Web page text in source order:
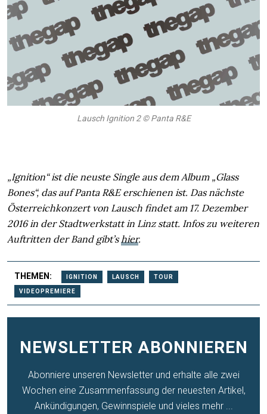
Lausch Ignition 2 © Panta R&E
„Ignition“ ist die neuste Single aus dem Album „Glass
Bones“, das auf Panta R&E erschienen ist. Das nächste
Österreichkonzert von Lausch findet am 17. Dezember
2016 in der Stadtwerkstatt in Linz statt. Infos zu weiteren
Auftritten der Band gibt’shier.
THEMEN: IGNITION LAUSCH TOUR
VIDEOPREMIERE
NEWSLETTER ABONNIEREN
Abonniere unseren Newsletter und erhalte alle zwei
Wochen eine Zusammenfassung der neuesten Artikel,
Ankündigungen, Gewinnspiele und vieles mehr ...